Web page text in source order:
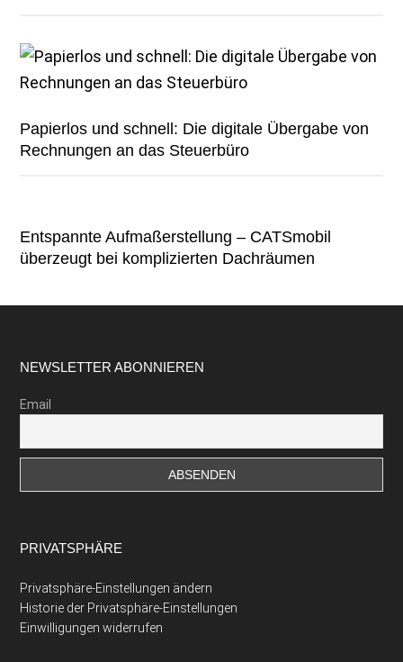
Papierlos und schnell: Die digitale Übergabe von
Rechnungen an das Steuerbüro
Entspannte Aufmaßerstellung – CATSmobil
überzeugt bei komplizierten Dachräumen
Footer
NEWSLETTER ABONNIEREN
Email
PRIVATSPHÄRE
Privatsphäre-Einstellungen ändern
Historie der Privatsphäre-Einstellungen
Einwilligungen widerrufen